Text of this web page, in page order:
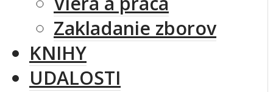
Zakladanie zborov
KNIHY
UDALOSTI